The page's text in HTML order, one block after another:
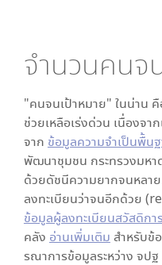
จำนวนคนจ
"คนจนเป้าหมาย" ในน่าน
ช่วยเหลือเร่งด่วน เนื่องจา
จาก ข้อมูลความจำเป็นพื้น
พัฒนาชุมชน กระทรวงมหา
ด้วยดัชนีความยากจนหลา
ลงทะเบียนว่าจนอีกด้วย
ข้อมูลผู้ลงทะเบียนสวัสดิกา
คลัง อ่านเพิ่มเติม สำหรับข้
รณาการข้อมูลระหว่าง จป